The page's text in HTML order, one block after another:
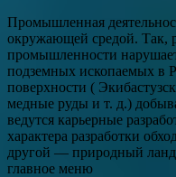
Промышленная
окружающей средой. Так,
промышленности
подземных ископаемых в
поверхности (
медные руды и т. д.)
ведутся карьерные
характера разработки
другой — природный
главное меню